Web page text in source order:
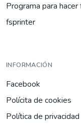
Programa para hacer
fsprinter
INFORMACIÓN
Facebook
Polícita de cookies
Política de privacidad